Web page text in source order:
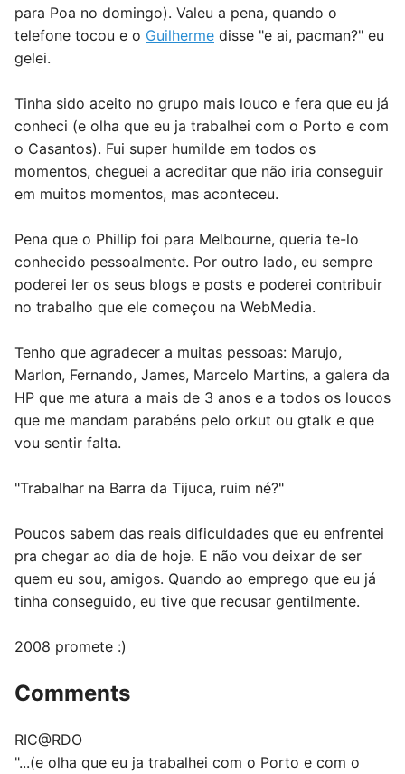
para Poa no domingo). Valeu a pena, quando o
telefone tocou e o Guilherme disse "e ai, pacman?" eu
gelei.
Tinha sido aceito no grupo mais louco e fera que eu já
conheci (e olha que eu ja trabalhei com o Porto e com
o Casantos). Fui super humilde em todos os
momentos, cheguei a acreditar que não iria conseguir
em muitos momentos, mas aconteceu.
Pena que o Phillip foi para Melbourne, queria te-lo
conhecido pessoalmente. Por outro lado, eu sempre
poderei ler os seus blogs e posts e poderei contribuir
no trabalho que ele começou na WebMedia.
Tenho que agradecer a muitas pessoas: Marujo,
Marlon, Fernando, James, Marcelo Martins, a galera da
HP que me atura a mais de 3 anos e a todos os loucos
que me mandam parabéns pelo orkut ou gtalk e que
vou sentir falta.
"Trabalhar na Barra da Tijuca, ruim né?"
Poucos sabem das reais dificuldades que eu enfrentei
pra chegar ao dia de hoje. E não vou deixar de ser
quem eu sou, amigos. Quando ao emprego que eu já
tinha conseguido, eu tive que recusar gentilmente.
2008 promete :)
Comments
RIC@RDO
"...(e olha que eu ja trabalhei com o Porto e com o